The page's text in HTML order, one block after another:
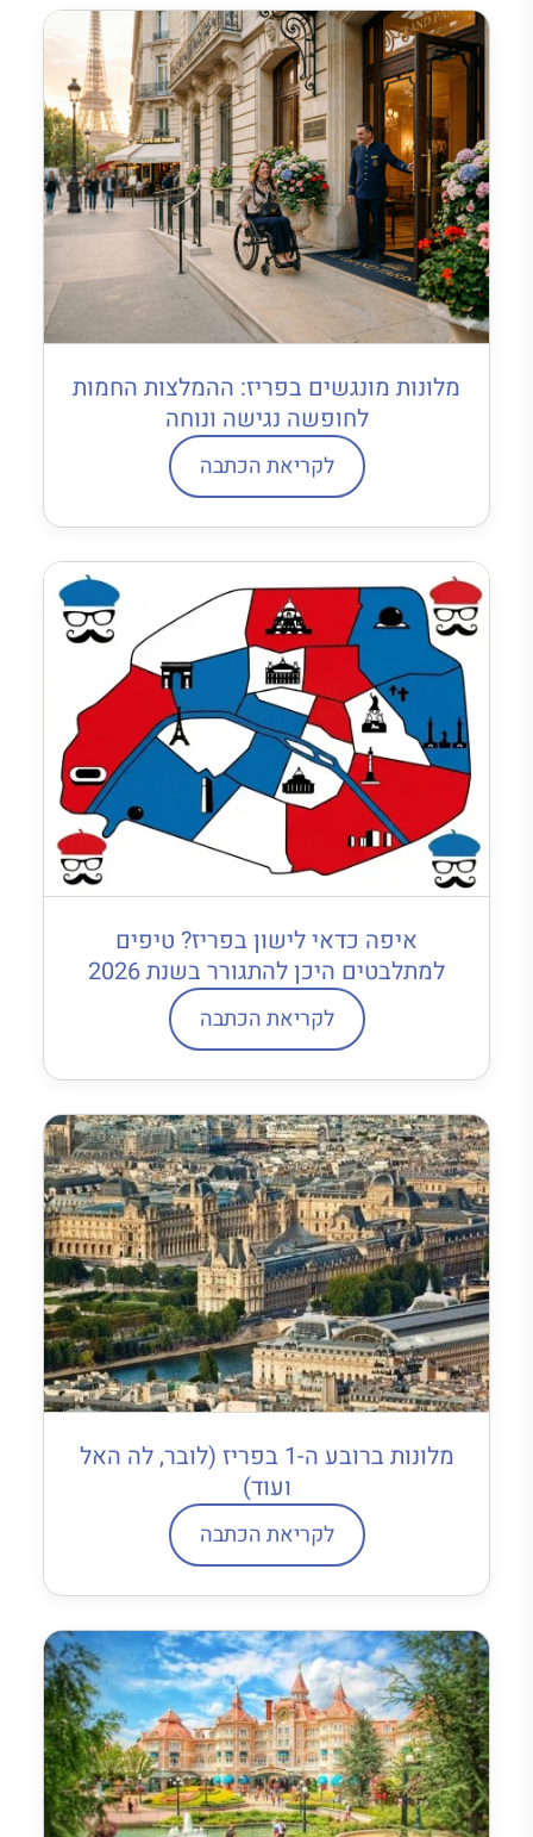
מלונות מונגשים בפריז: ההמלצות החמות
לחופשה נגישה ונוחה
לקריאת הכתבה
איפה כדאי לישון בפריז? טיפים
למתלבטים היכן להתגורר בשנת 2026
לקריאת הכתבה
מלונות ברובע ה-1 בפריז (לובר, לה האל
ועוד)
לקריאת הכתבה